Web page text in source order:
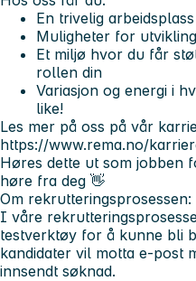
En trivelig
Muligheter for utvikling
Et miljø hvor du får
rollen din
Variasjon og energi i
like!
Les mer på oss på vår
https://www.rema.no/
Høres dette ut som jobben
høre fra deg 👋
Om rekrutteringsprosessen:
I våre
testverktøy for å kunne bli
kandidater vil motta e-post
innsendt søknad.